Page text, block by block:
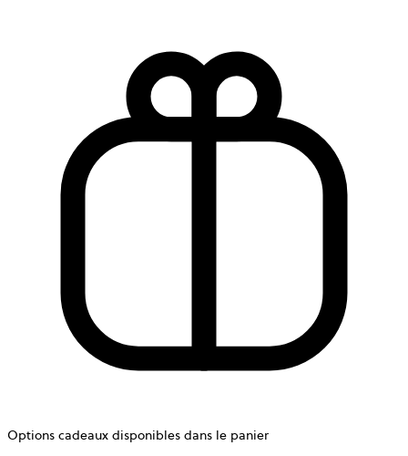
Options cadeaux disponibles dans le panier